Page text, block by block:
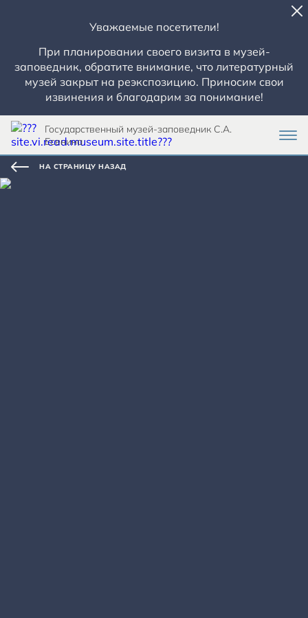
Уважаемые посетители!
При планировании своего визита в музей-
заповедник, обратите внимание, что литературный
музей закрыт на реэкспозицию. Приносим свои
извинения и благодарим за понимание!
Государственный музей-заповедник С.А.
Есенина
НА СТРАНИЦУ НАЗАД